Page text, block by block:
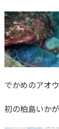
でかめのアオ
初の柏島いか